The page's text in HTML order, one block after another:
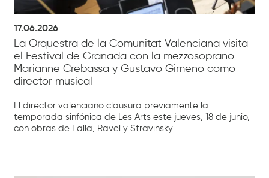
17.06.2026
La Orquestra de la Comunitat Valenciana visita
el Festival de Granada con la mezzosoprano
Marianne Crebassa y Gustavo Gimeno como
director musical
El director valenciano clausura previamente la
temporada sinfónica de Les Arts este jueves, 18 de junio,
con obras de Falla, Ravel y Stravinsky